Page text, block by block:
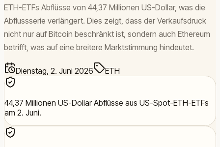
ETH-ETFs Abflüsse von 44,37 Millionen US-Dollar, was die
Abflussserie verlängert. Dies zeigt, dass der Verkaufsdruck
nicht nur auf Bitcoin beschränkt ist, sondern auch Ethereum
betrifft, was auf eine breitere Marktstimmung hindeutet.
Dienstag, 2. Juni 2026 ETH
44,37 Millionen US-Dollar Abflüsse aus US-Spot-ETH-ETFs
am 2. Juni.